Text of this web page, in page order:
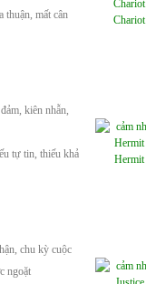
thuận, mất cân
Chariot
kiên nhẫn,
tự tin, thiếu khả
Hermit
chu kỳ cuộc
ngoặt